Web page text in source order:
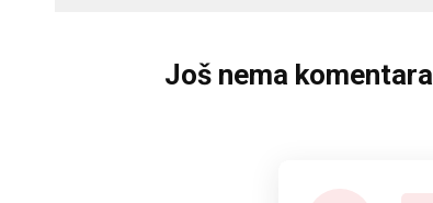
Još nema komentara